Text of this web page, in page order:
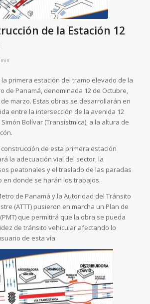
de la Estación 12
la primera estación del tramo elevado de la
de Panamá, denominada 12 de Octubre,
marzo. Estas obras se desarrollarán en
entre la intersección de la avenida 12
Bolívar (Transístmica), a la altura de
de esta primera estación
la adecuación vial del sector, la
peatonales y el traslado de las paradas
en donde se harán los trabajos.
de Panamá y la Autoridad del Tránsito
(ATTT) pusieron en marcha un Plan de
que permitirá que la obra se pueda
de tránsito vehicular afectando lo
de esta vía.